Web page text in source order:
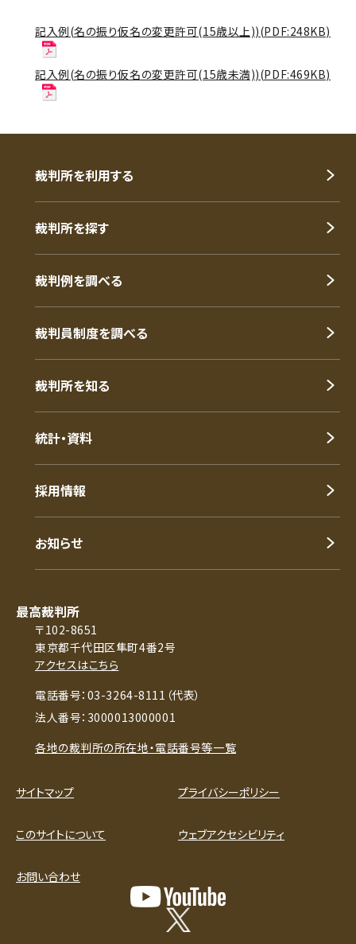
記入例(名の振り仮名の変更許可(15歳以上))(PDF:248KB)
記入例(名の振り仮名の変更許可(15歳未満))(PDF:469KB)
裁判所を利用する
裁判所を探す
裁判例を調べる
裁判員制度を調べる
裁判所を知る
統計・資料
採用情報
お知らせ
最高裁判所
〒102-8651
東京都千代田区隼町4番2号
アクセスはこちら
電話番号：03-3264-8111（代表）
法人番号：3000013000001
各地の裁判所の所在地・電話番号等一覧
サイトマップ プライバシーポリシー
このサイトについて ウェブアクセシビリティ
お問い合わせ